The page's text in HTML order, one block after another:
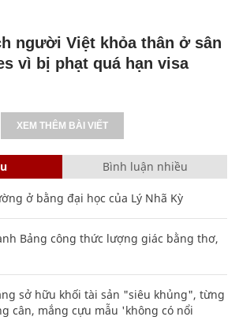
người Việt khỏa thân ở sân
vì bị phạt quá hạn visa
XEM THÊM BÀI VIẾT
Bình luận nhiều
ở bằng đại học của Lý Nhã Kỳ
Bảng công thức lượng giác bằng thơ,
sở hữu khối tài sản "siêu khủng", từng
cân, mắng cựu mẫu 'không có nổi